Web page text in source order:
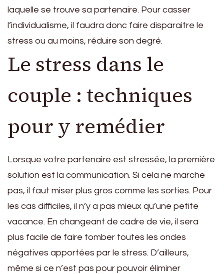
laquelle se trouve sa partenaire. Pour casser
l’individualisme, il faudra donc faire disparaitre le
stress ou au moins, réduire son degré.
Le stress dans le
couple : techniques
pour y remédier
Lorsque votre partenaire est stressée, la première
solution est la communication. Si cela ne marche
pas, il faut miser plus gros comme les sorties. Pour
les cas difficiles, il n’y a pas mieux qu’une petite
vacance. En changeant de cadre de vie, il sera
plus facile de faire tomber toutes les ondes
négatives apportées par le stress. D’ailleurs,
même si ce n’est pas pour pouvoir éliminer